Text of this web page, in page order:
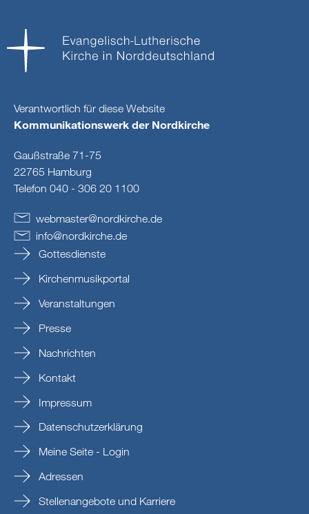
Verantwortlich für diese Website
Kommunikationswerk der Nordkirche
Gaußstraße 71-75
22765 Hamburg
Telefon 040 - 306 20 1100
webmaster@nordkirche de
info@nordkirche.de
Gottesdienste
Kirchenmusikportal
Veranstaltungen
Presse
Nachrichten
Kontakt
Impressum
Datenschutzerklärung
Meine Seite - Login
Adressen
Stellenangebote und Karriere